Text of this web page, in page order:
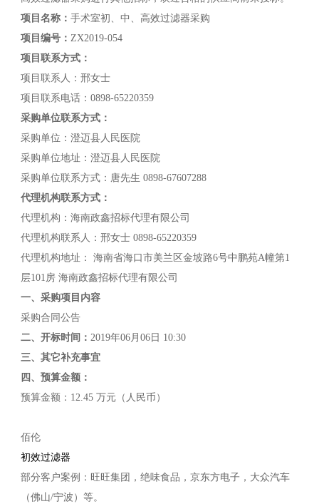
项目名称： 手术室初、中、高效过滤器采购
项目编号： ZX2019-054
项目联系方式：
项目联系人：邢女士
项目联系电话：0898-65220359
采购单位联系方式：
采购单位：澄迈县人民医院
采购单位地址：澄迈县人民医院
采购单位联系方式：唐先生 0898-67607288
代理机构联系方式：
代理机构：海南政鑫招标代理有限公司
代理机构联系人：邢女士 0898-65220359
代理机构地址： 海南省海口市美兰区金坡路6号中鹏苑A幢第1
层101房 海南政鑫招标代理有限公司
一、采购项目内容
采购合同公告
二、开标时间： 2019年06月06日 10:30
三、其它补充事宜
四、预算金额：
预算金额：12.45 万元（人民币）
佰伦
初效过滤器
部分客户案例：旺旺集团，绝味食品，京东方电子，大众汽车
（佛山/宁波）等。